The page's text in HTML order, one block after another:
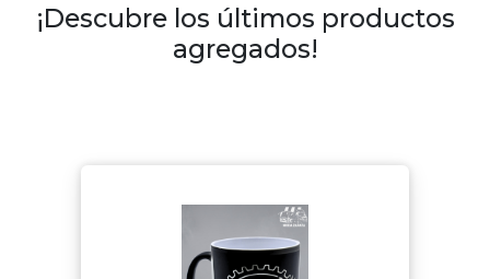
¡Descubre los últimos productos
agregados!